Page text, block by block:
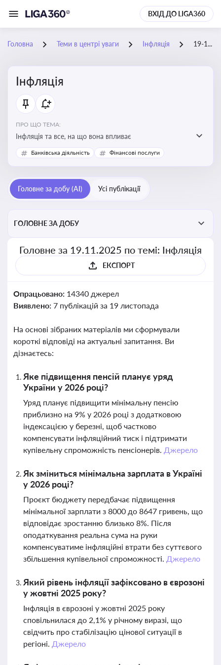
ВХІД ДО LIGA360
Головна Теми в центрі уваги Інфляція 19-11-2025
Інфляція
ПРО ЩО ТЕМА:
Інфляція та все, на що вона впливає
Банківська діяльність Фінансові послуги
Головне за добу (AI) Усі публікації
ГОЛОВНЕ ЗА ДОБУ
Головне за 19.11.2025 по темі: Інфляція
ЕКСПОРТ
Опрацьовано: 14340 джерел
Виявлено: 7 публікацій за 19 листопада
На основі зібраних матеріалів ми сформували
короткі відповіді на актуальні запитання. Ви
дізнаєтесь:
Яке підвищення пенсій планує уряд
України у 2026 році?
Уряд планує підвищити мінімальну пенсію
приблизно на 9% у 2026 році з додатковою
індексацією у березні, щоб частково
компенсувати інфляційний тиск і підтримати
купівельну спроможність пенсіонерів. Джерело
Як зміниться мінімальна зарплата в Україні
у 2026 році?
Проєкт бюджету передбачає підвищення
мінімальної зарплати з 8000 до 8647 гривень, що
відповідає зростанню близько 8%. Після
оподаткування реальна сума на руки
компенсуватиме інфляційні втрати без суттєвого
збільшення купівельної спроможності. Джерело
Який рівень інфляції зафіксовано в єврозоні
у жовтні 2025 року?
Інфляція в єврозоні у жовтні 2025 року
сповільнилася до 2,1% у річному виразі, що
свідчить про стабілізацію цінової ситуації в
регіоні. Джерело